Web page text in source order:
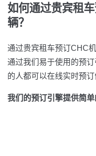
如何通过贵宾租
辆？
通过贵宾租车预订CHC
通过我们易于使用的预
的人都可以在线实时预订
我们的预订引擎提供简单